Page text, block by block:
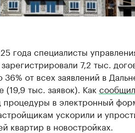
года специалисты
7,2 тыс.
от всех заявлений в
тыс. заявок). Как
процедуры в электронный
ускорили и
квартир в новостройках.